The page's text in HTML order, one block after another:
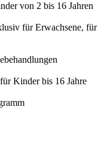
von 2 bis 16 Jahren
für Erwachsene, für
Kinder bis 16 Jahre